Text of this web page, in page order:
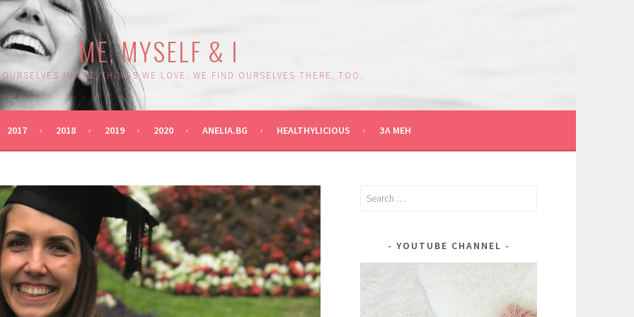
ME, MYSELF & I
IN THE THINGS WE LOVE. WE FIND OURSELVES THERE, TOO.
2017 2018 2019 2020 ANELIA.BG HEALTHYLICIOUS ЗА МЕН
Search
YOUTUBE CHANNEL